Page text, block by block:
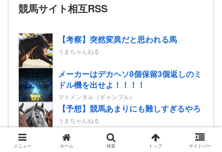
競馬サイト相互RSS
【考察】突然変異だと思われる馬
うまちゃんねる
メーカーはデカヘソ8個保留3個返しのミ
ドル機を出せよ！！！！
マトメンタル（ギャンブル）
【予想】競馬あまりにも難しすぎるやろ
うまちゃんねる
【POG】マテラスカイ産駒で母ミニーア
メニュー ホーム 検索 トップ サイドバー